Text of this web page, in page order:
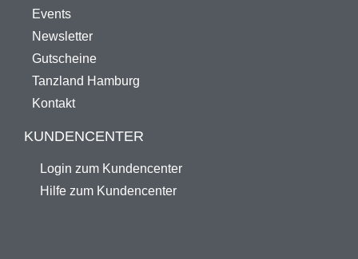
Events
Newsletter
Gutscheine
Tanzland Hamburg
Kontakt
KUNDENCENTER
Login zum Kundencenter
Hilfe zum Kundencenter